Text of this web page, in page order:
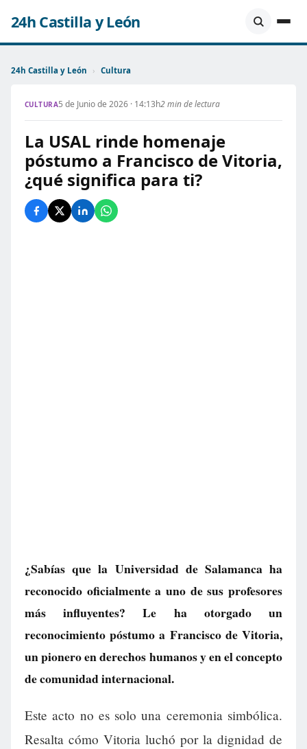
24h Castilla y León
24h Castilla y León › Cultura
CULTURA5 de Junio de 2026 · 14:13h2 min de lectura
La USAL rinde homenaje
póstumo a Francisco de Vitoria,
¿qué significa para ti?
¿Sabías que la Universidad de Salamanca ha
reconocido oficialmente a uno de sus profesores
más influyentes? Le ha otorgado un
reconocimiento póstumo a Francisco de Vitoria,
un pionero en derechos humanos y en el concepto
de comunidad internacional.
Este acto no es solo una ceremonia simbólica.
Resalta cómo Vitoria luchó por la dignidad de